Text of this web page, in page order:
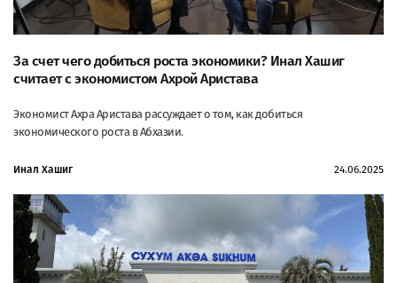
За счет чего добиться роста экономики? Инал Хашиг
считает с экономистом Ахрой Аристава
Экономист Ахра Аристава рассуждает о том, как добиться
экономического роста в Абхазии.
Инал Хашиг 24.06.2025